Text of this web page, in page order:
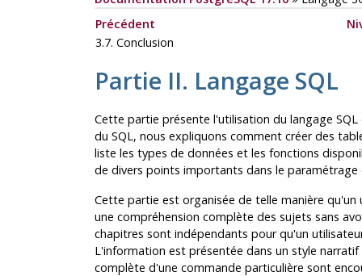
Précédent
3.7. Conclusion
Partie II. Langage SQL
Cette partie présente l'utilisation du langage SQL
du SQL, nous expliquons comment créer des
liste les types de données et les fonctions
de divers points importants dans le
Cette partie est organisée de telle manière
une compréhension complète des sujets sans
chapitres sont indépendants pour qu'un
L'information est présentée dans un style
complète d'une commande particulière sont